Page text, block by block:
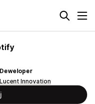
Deweloper
Lucent Innovation